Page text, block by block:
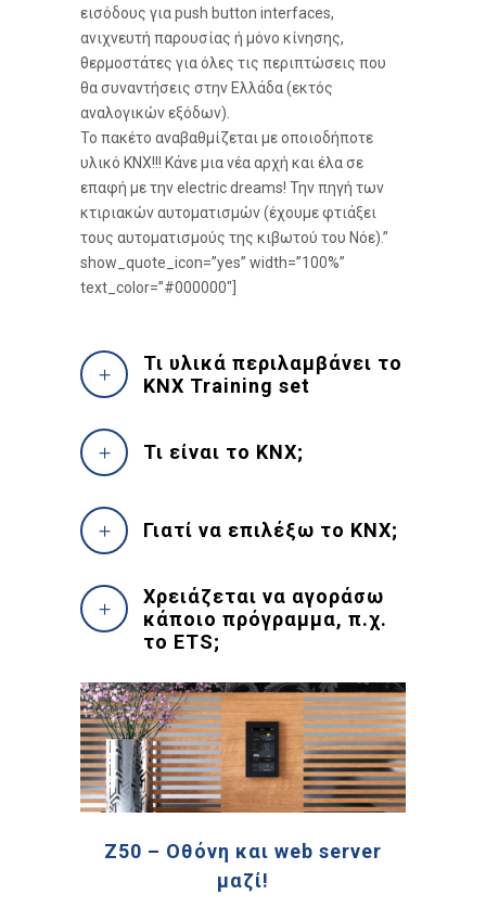
εισόδους για push button interfaces,
ανιχνευτή παρουσίας ή μόνο κίνησης,
θερμοστάτες για όλες τις περιπτώσεις που
θα συναντήσεις στην Ελλάδα (εκτός
αναλογικών εξόδων).
Το πακέτο αναβαθμίζεται με οποιοδήποτε
υλικό KNX!!! Κάνε μια νέα αρχή και έλα σε
επαφή με την electric dreams! Την πηγή των
κτιριακών αυτοματισμών (έχουμε φτιάξει
τους αυτοματισμούς της κιβωτού του Νόε).”
show_quote_icon=”yes” width=”100%”
text_color=”#000000″]
Τι υλικά περιλαμβάνει το
KNX Training set
Τι είναι το KNX;
Γιατί να επιλέξω το KNX;
Χρειάζεται να αγοράσω
κάποιο πρόγραμμα, π.χ.
το ETS;
Z50 – Οθόνη και web server
μαζί!